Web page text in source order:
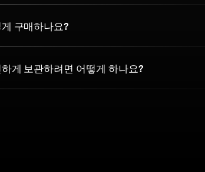
구매하나요?
게 보관하려면 어떻게 하나요?